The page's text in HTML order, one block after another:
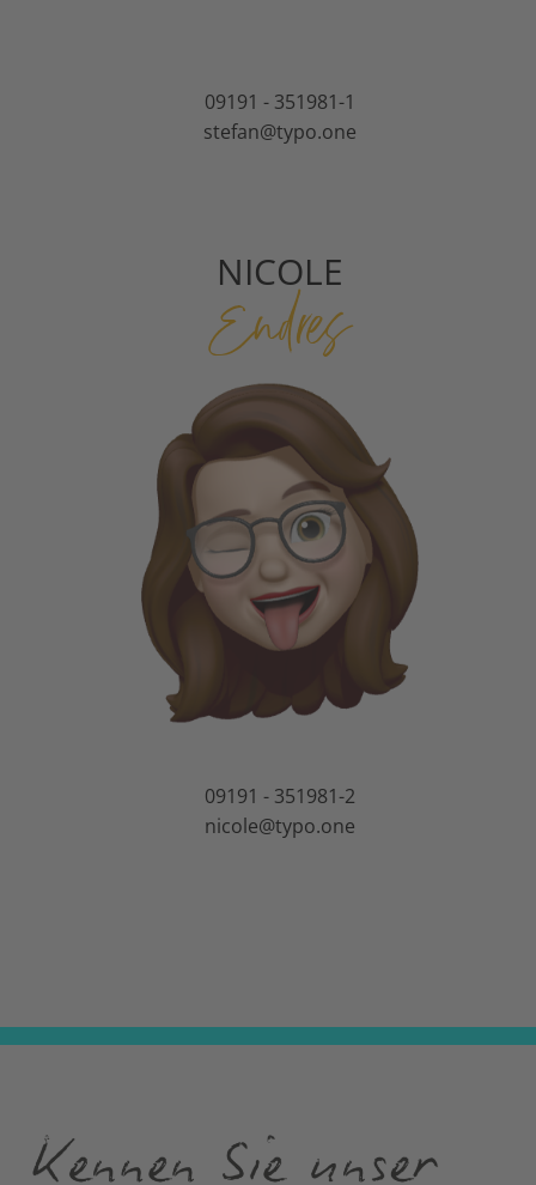
09191 - 351981-1
stefan@typo.one
NICOLE
Endres
09191 - 351981-2
nicole@typo.one